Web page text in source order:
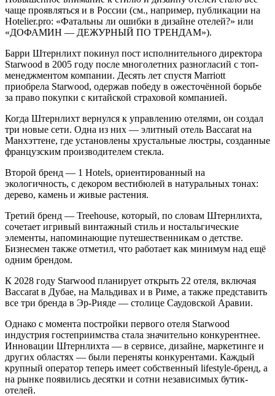
чаще проявляться и в России (см., например, публикации на
Hotelier.pro: «Фатальны ли ошибки в дизайне отелей?» или
«ДОФАМИН — ДЕЖУРНЫЙ ПО ТРЕНДАМ»).
Барри Штернлихт покинул пост исполнительного директора
Starwood в 2005 году после многолетних разногласий с топ-
менеджментом компании. Десять лет спустя Marriott
приобрела Starwood, одержав победу в ожесточённой борьбе
за право покупки с китайской страховой компанией.
Когда Штернлихт вернулся к управлению отелями, он создал
три новые сети. Одна из них — элитный отель Baccarat на
Манхэттене, где установлены хрустальные люстры, созданные
французским производителем стекла.
Второй бренд — 1 Hotels, ориентированный на
экологичность, с декором вестибюлей в натуральных тонах:
дерево, камень и живые растения.
Третий бренд — Treehouse, который, по словам Штернлихта,
сочетает игривый винтажный стиль и ностальгические
элементы, напоминающие путешественникам о детстве.
Бизнесмен также отметил, что работает как минимум над ещё
одним брендом.
К 2028 году Starwood планирует открыть 22 отеля, включая
Baccarat в Дубае, на Мальдивах и в Риме, а также представить
все три бренда в Эр-Рияде — столице Саудовской Аравии.
Однако с момента постройки первого отеля Starwood
индустрия гостеприимства стала значительно конкурентнее.
Инновации Штернлихта — в сервисе, дизайне, маркетинге и
других областях — были переняты конкурентами. Каждый
крупный оператор теперь имеет собственный lifestyle-бренд, а
на рынке появились десятки и сотни независимых бутик-
отелей.